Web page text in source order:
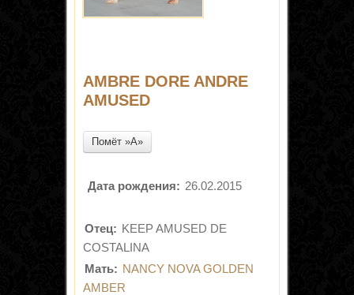
AMBRE DORE ANDRE
AMUSED
Помёт »A»
Дата рождения: 26.02.2015
Отец: KEEP AMUSED DE
COSTALINA
Мать: NANCY NOVA GOLDEN
AMBER